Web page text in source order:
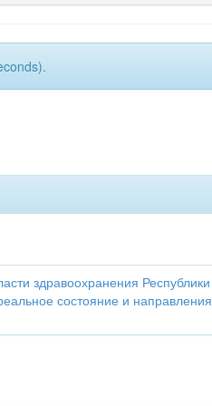
здравоохранения Республики
состояние и направления